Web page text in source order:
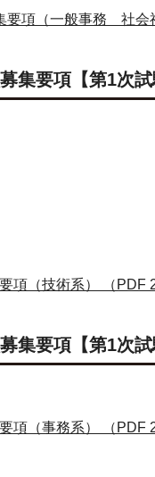
要項（一般事務 社会
集要項【第1次
項（技術系） （PDF
集要項【第1次
項（事務系） （PDF